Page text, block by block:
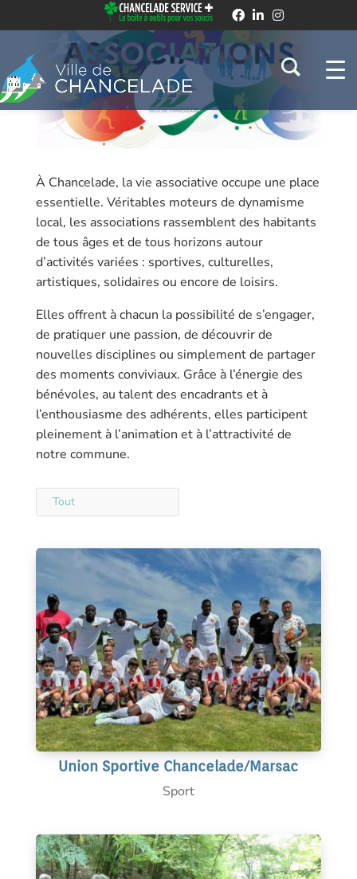
À Chancelade, la vie associative occupe une place
essentielle. Véritables moteurs de dynamisme
local, les associations rassemblent des habitants
de tous âges et de tous horizons autour
d’activités variées : sportives, culturelles,
artistiques, solidaires ou encore de loisirs.
Elles offrent à chacun la possibilité de s’engager,
de pratiquer une passion, de découvrir de
nouvelles disciplines ou simplement de partager
des moments conviviaux. Grâce à l’énergie des
bénévoles, au talent des encadrants et à
l’enthousiasme des adhérents, elles participent
pleinement à l’animation et à l’attractivité de
notre commune.
Tout
Union Sportive Chancelade/Marsac
Sport